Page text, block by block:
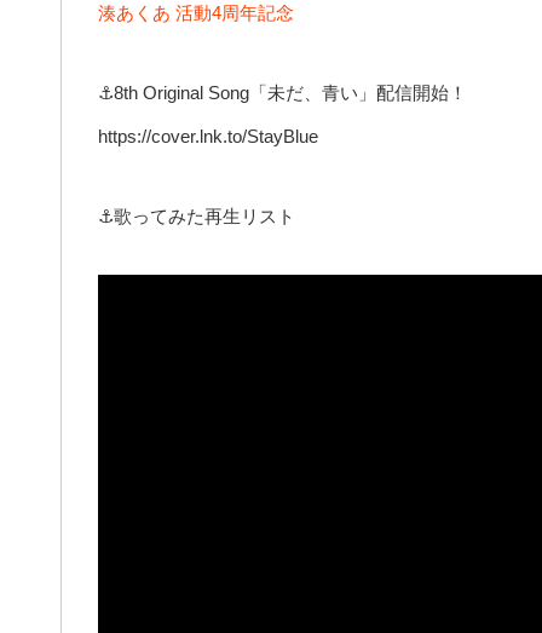
湊あくあ 活動4周年記念
⚓8th Original Song「未だ、青い」配信開始！
https://cover.lnk.to/StayBlue
⚓歌ってみた再生リスト